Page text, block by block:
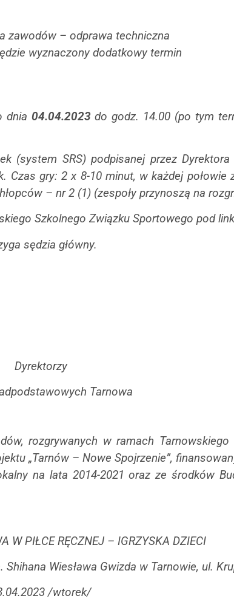
zawodów – odprawa techniczna
wyznaczony dodatkowy termin
dnia 04.04.2023do godz. 14.00 (po tym
(system SRS) podpisanej przez
Czas gry: 2 x 8-10 minut, w każdej połowie
– nr 2 (1) (zespoły przynoszą na
Szkolnego Związku Sportowego pod
sędzia główny.
Dyrektorzy
Tarnowa
rozgrywanych w ramach Tarnowskiego
„Tarnów – Nowe Spojrzenie”,
na lata 2014-2021 oraz ze środków
W PIŁCE RĘCZNEJ – IGRZYSKA DZIECI
Wiesława Gwizda w Tarnowie, ul.
/wtorek/